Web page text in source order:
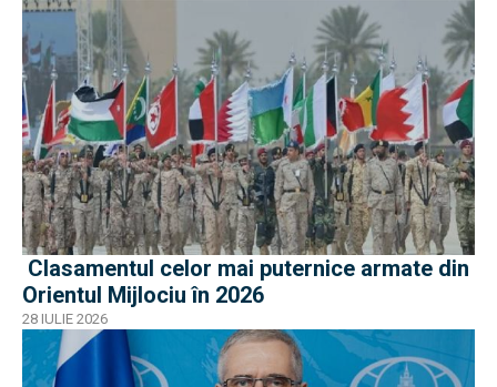
Clasamentul celor mai puternice armate din
Orientul Mijlociu în 2026
28 IULIE 2026